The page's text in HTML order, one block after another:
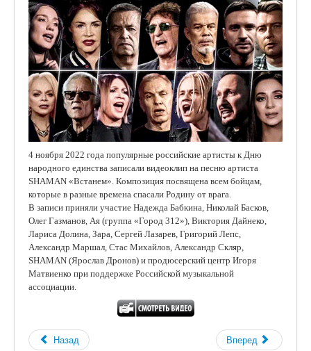
4 ноября 2022 года популярные российские артисты к Дню
народного единства записали видеоклип на песню артиста
SHAMAN «Встанем». Композиция посвящена всем бойцам,
которые в разные времена спасали Родину от врага.
В записи приняли участие Надежда Бабкина, Николай Басков,
Олег Газманов, Ая (группа «Город 312»), Виктория Дайнеко,
Лариса Долина, Зара, Сергей Лазарев, Григорий Лепс,
Александр Маршал, Стас Михайлов, Александр Скляр,
SHAMAN (Ярослав Дронов) и продюсерский центр Игоря
Матвиенко при поддержке Российской музыкальной
ассоциации.
Назад Вперед